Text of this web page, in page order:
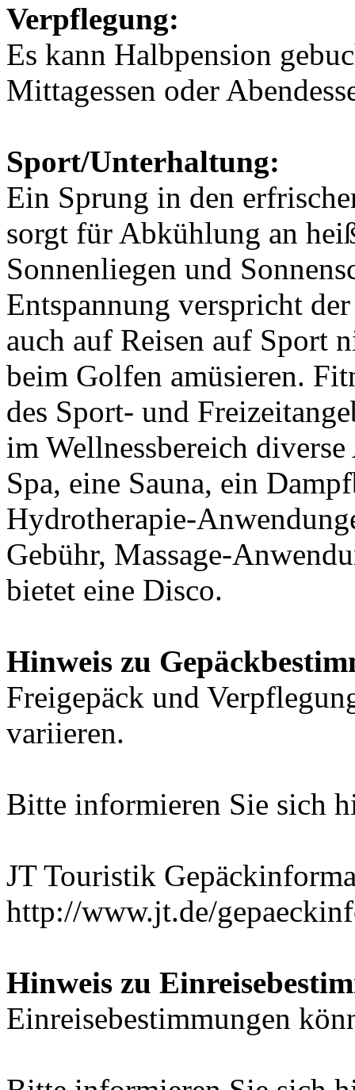
Verpflegung:
Es kann Halbpension
Mittagessen oder
Sport/Unterhaltung:
Ein Sprung in den
sorgt für Abkühlung an
Sonnenliegen und
Entspannung verspricht
auch auf Reisen auf Sport
beim Golfen amüsieren.
des Sport- und
im Wellnessbereich
Spa, eine Sauna, ein
Hydrotherapie-
Gebühr, Massage-
bietet eine Disco.
Hinweis zu
Freigepäck und
variieren.
Bitte informieren Sie sich
JT Touristik
http://www.jt.de/
Hinweis zu
Einreisebestimmungen